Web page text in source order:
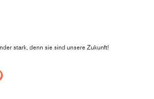
stark, denn sie sind unsere Zukunft!